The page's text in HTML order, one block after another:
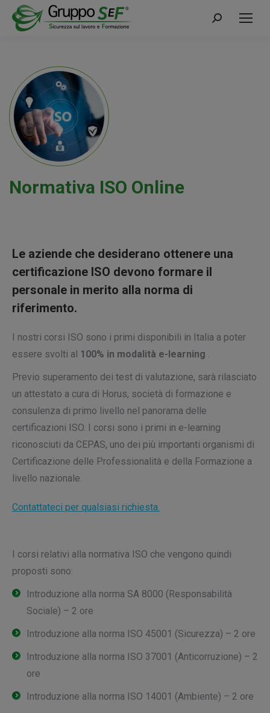
Cerca:
Normativa ISO Online
Le aziende che desiderano ottenere una
certificazione ISO devono formare il
personale in merito alla norma di
riferimento.
I nostri corsi ISO sono i primi disponibili in Italia a poter
essere svolti al 100% in modalità e-learning .
Previo superamento dei test di valutazione, sarà rilasciato
un attestato a cura di Horus, società di formazione e
consulenza di primo livello nel panorama delle
certificazioni ISO. I corsi sono i primi in e-learning
riconosciuti da CEPAS, uno dei più importanti organismi di
Certificazione delle Professionalità e della Formazione a
livello nazionale.
Contattateci per qualsiasi richiesta.
I corsi relativi alla normativa ISO che vengono quindi
proposti sono:
Introduzione alla norma SA 8000 (Responsabilità
Sociale) – 2 ore
Introduzione alla norma ISO 45001 (Sicurezza) – 2 ore
Introduzione alla norma ISO 37001 (Anticorruzione) – 2
ore
Introduzione alla norma ISO 14001 (Ambiente) – 2 ore